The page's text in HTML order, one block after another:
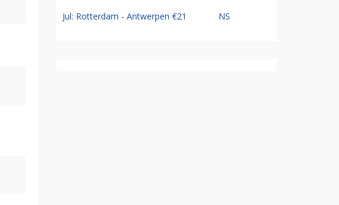
Jul: Rotterdam - Antwerpen €21 NS